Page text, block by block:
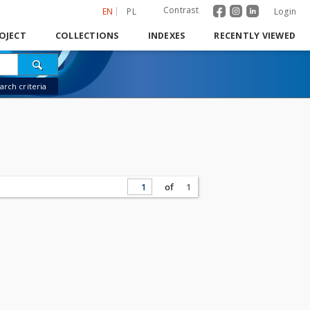
EN PL Contrast Login
COLLECTIONS INDEXES RECENTLY VIEWED
criteria
of 1